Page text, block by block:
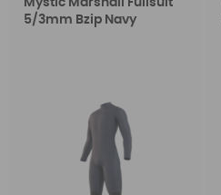
Mystic Marshall Fullsuit
5/3mm Bzip Navy